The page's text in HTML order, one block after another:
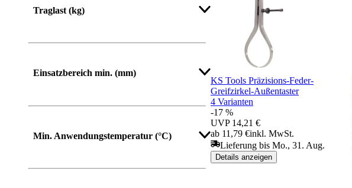
Traglast (kg)
Einsatzbereich min. (mm)
Min. Anwendungstemperatur (°C)
KS Tools Präzisions-Feder-
Greifzirkel-Außentaster
4 Varianten
-17 %
UVP 14,21 €
ab 11,79 €inkl. MwSt.
Lieferung bis Mo., 31. Aug.
Details anzeigen